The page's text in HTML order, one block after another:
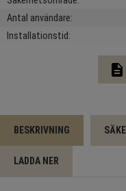
Antal användare
Installationstid
description
BESKRIVNING
LADDA NER